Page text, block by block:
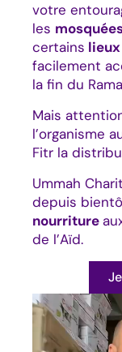
votre
les
certains
facilement
la fin du
Mais
l’organisme
Fitr la
Ummah
depuis
nourriture
de l’Aïd.